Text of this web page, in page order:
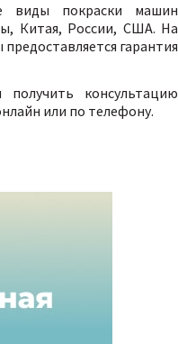
виды покраски машин
Китая, России, США. На
гарантия
консультацию
или по телефону.